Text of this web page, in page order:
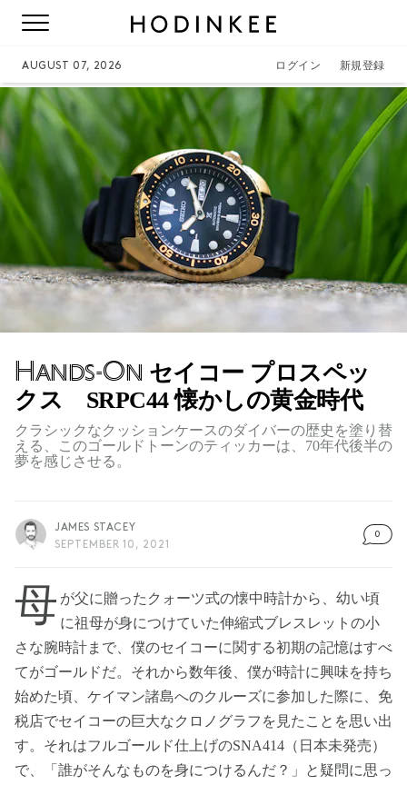
AUGUST 07, 2026 ログイン 新規登録
Hands-On セイコー プロスペッ
クス SRPC44 懐かしの黄金時代
クラシックなクッションケースのダイバーの歴史を塗り替
える、このゴールドトーンのティッカーは、70年代後半の
夢を感じさせる。
JAMES STACEY
SEPTEMBER 10, 2021
0
母 が父に贈ったクォーツ式の懐中時計から、幼い頃
に祖母が身につけていた伸縮式ブレスレットの小
さな腕時計まで、僕のセイコーに関する初期の記憶はすべ
てがゴールドだ。それから数年後、僕が時計に興味を持ち
始めた頃、ケイマン諸島へのクルーズに参加した際に、免
税店でセイコーの巨大なクロノグラフを見たことを思い出
す。それはフルゴールド仕上げのSNA414（日本未発売）
で、「誰がそんなものを身につけるんだ？」と疑問に思っ